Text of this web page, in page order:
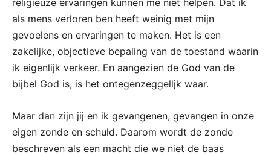
als mens verloren ben heeft weinig met mijn
gevoelens en ervaringen te maken. Het is een
zakelijke, objectieve bepaling van de toestand waarin
ik eigenlijk verkeer. En aangezien de God van de
bijbel God is, is het ontegenzeggelljk waar.
Maar dan zijn jij en ik gevangenen, gevangen in onze
eigen zonde en schuld. Daarom wordt de zonde
beschreven als een macht die we niet de baas